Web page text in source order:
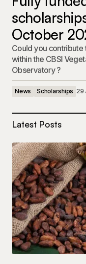
October
Could you contribute
within the CBSI
Observatory ?
News Scholarships 29
Latest Posts